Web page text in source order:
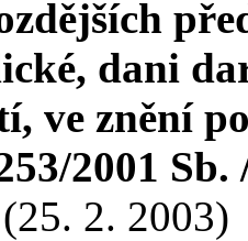
dani
ve znění
2001
(25. 2. 2003)